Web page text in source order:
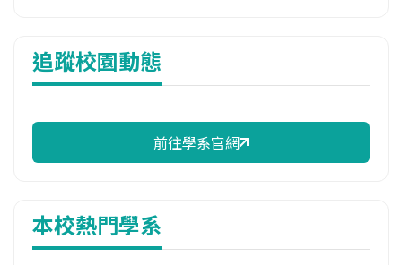
7,354 元/學期
114年註冊率
113學年度上學期
修輔系人數
113學年度上學期
追蹤校園動態
前往學系官網
本校熱門學系